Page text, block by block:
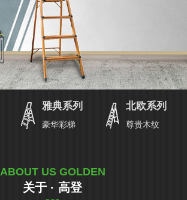
雅典系列
豪华彩梯
北欧系列
尊贵木纹
ABOUT US GOLDEN
关于 · 高登